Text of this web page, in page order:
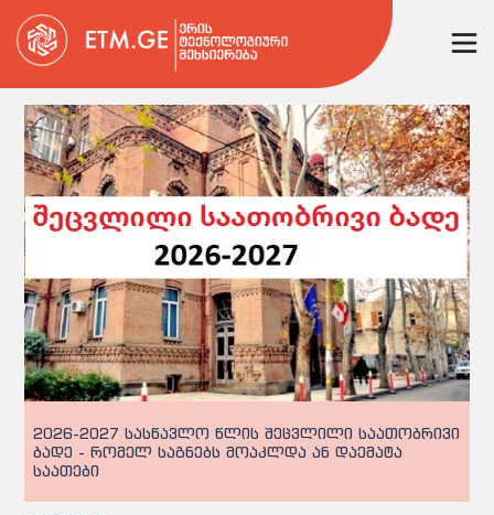
2026-2027 სასწავლო წლის შეცვლილი საათობრივი
ბადე - რომელ საგნებს მოაკლდა ან დაემატა
საათები